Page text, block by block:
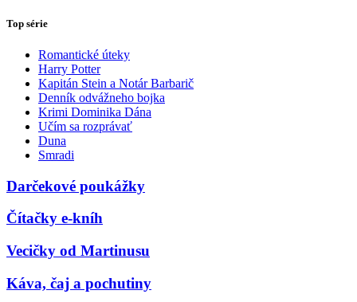
Top série
Romantické úteky
Harry Potter
Kapitán Stein a Notár Barbarič
Denník odvážneho bojka
Krimi Dominika Dána
Učím sa rozprávať
Duna
Smradi
Darčekové poukážky
Čítačky e-kníh
Vecičky od Martinusu
Káva, čaj a pochutiny